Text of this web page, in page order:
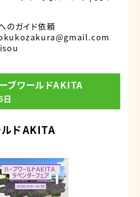
のガイド依頼
ブワールドAKITA
ドAKITA